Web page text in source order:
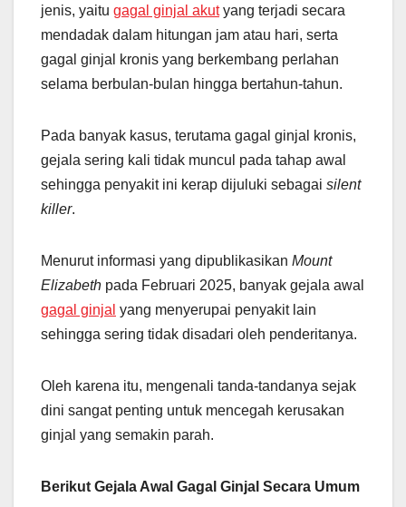
jenis, yaitu gagal ginjal akutyang terjadi secara
mendadak dalam hitungan jam atau hari, serta
gagal ginjal kronis yang berkembang perlahan
selama berbulan-bulan hingga bertahun-tahun.
Pada banyak kasus, terutama gagal ginjal kronis,
gejala sering kali tidak muncul pada tahap awal
sehingga penyakit ini kerap dijuluki sebagai silent
killer.
Menurut informasi yang dipublikasikan Mount
Elizabeth pada Februari 2025, banyak gejala awal
gagal ginjal yang menyerupai penyakit lain
sehingga sering tidak disadari oleh penderitanya.
Oleh karena itu, mengenali tanda-tandanya sejak
dini sangat penting untuk mencegah kerusakan
ginjal yang semakin parah.
Berikut Gejala Awal Gagal Ginjal Secara Umum